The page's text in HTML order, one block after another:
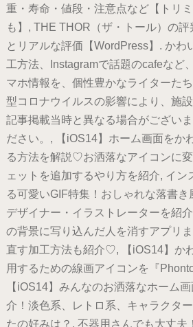
重・寿命・値段・注意点など【トリ
も】, THE THOR（ザ・トール）の
とリアルな評価【WordPress】. かわ
工方法、Instagramで話題のcafeなど
マホ情報を、個性豊かなライターた
型コロナウイルスの影響により、施
記事掲載当時と異なる場合がござい
ださい。, 【iOS14】ホーム画面をか
る方法を解説♡お洒落なアイコンに
ェットを追加するやり方を紹介, イン
る可愛いGIF特集！おしゃれな落書
デザイナー・イラストレーターを紹
の背景に写り込んだ人を消すアプリ
直す加工方法も紹介♡, 【iOS14】か
用するための線画アイコンを『
【iOS14】みんなのお洒落なホーム
介！淡色系、レトロ系、キャラクタ
たの好みは？, 不器用さんでも大丈夫